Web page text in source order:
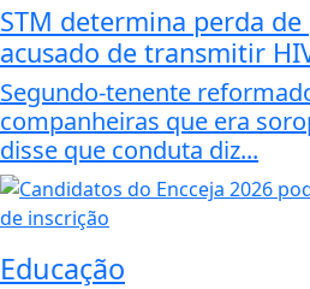
STM determina perda
acusado de transmitir
Segundo-tenente
companheiras que era
disse que conduta diz...
Educação